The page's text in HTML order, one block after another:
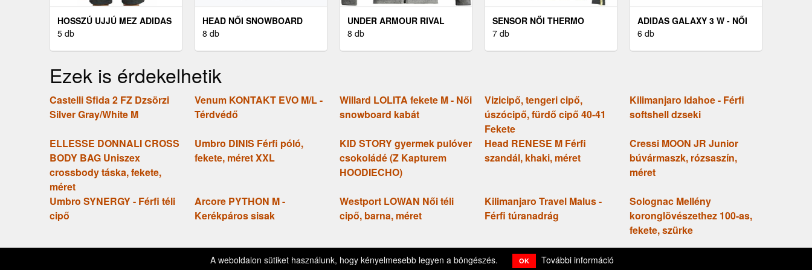
HOSSZÚ UJJÚ MEZ ADIDAS
REF 24 JSY LS
5 db
HEAD NŐI SNOWBOARD
KÖTÉS NŐI SNOWBOARD
8 db
UNDER ARMOUR RIVAL
FÉRFI PULÓVER, SZÜRKE,
8 db
SENSOR NŐI THERMO
FELSŐ NŐI THERMO
7 db
ADIDAS GALAXY 3 W - NŐI
FUTÓCIPŐ
6 db
Ezek is érdekelhetik
Castelli Sfida 2 FZ Dzsörzi
Silver Gray/White M
Venum KONTAKT EVO M/L -
Térdvédő
Willard LOLITA fekete M - Női
snowboard kabát
Vizicipő, tengeri cipő,
úszócipő, fürdő cipő 40-41
Fekete
Kilimanjaro Idahoe - Férfi
softshell dzseki
ELLESSE DONNALI CROSS
BODY BAG Uniszex
crossbody táska, fekete,
méret
Umbro DINIS Férfi póló,
fekete, méret XXL
KID STORY gyermek pulóver
csokoládé (Z Kapturem
HOODIECHO)
Head RENESE M Férfi
szandál, khaki, méret
Cressi MOON JR Junior
búvármaszk, rózsaszín,
méret
Umbro SYNERGY - Férfi téli
cipő
Arcore PYTHON M -
Kerékpáros sisak
Westport LOWAN Női téli
cipő, barna, méret
Kilimanjaro Travel Malus -
Férfi túranadrág
Solognac Mellény
koronglövészethez 100-as,
fekete, szürke
Impresszum Felhasználási feltételek Adatkezelési tájékoztató Cookie kezelési szabályzat
A weboldalon sütiket használunk, hogy kényelmesebb legyen a böngészés. OK További információ